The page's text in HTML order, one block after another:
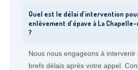
Quel est le délai d’intervention
enlèvement d’épave à La Chapelle-
?
Nous nous engageons à intervenir
brefs délais après votre appel.